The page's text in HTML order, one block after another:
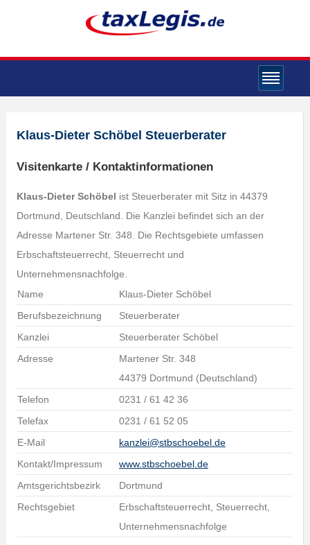
Klaus-Dieter Schöbel Steuerberater
Visitenkarte / Kontaktinformationen
Klaus-Dieter Schöbel ist Steuerberater mit Sitz in 44379
Dortmund, Deutschland. Die Kanzlei befindet sich an der
Adresse Martener Str. 348. Die Rechtsgebiete umfassen
Erbschaftsteuerrecht, Steuerrecht und
Unternehmensnachfolge.
Name
Klaus-Dieter Schöbel
Berufsbezeichnung
Steuerberater
Kanzlei
Steuerberater Schöbel
Adresse
Martener Str. 348
44379 Dortmund (Deutschland)
Telefon
0231 / 61 42 36
Telefax
0231 / 61 52 05
E-Mail
kanzlei@stbschoebel.de
Kontakt/Impressum
www.stbschoebel.de
Amtsgerichtsbezirk
Dortmund
Rechtsgebiet
Erbschaftsteuerrecht, Steuerrecht,
Unternehmensnachfolge